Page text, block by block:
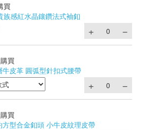
買
族感紅水晶鑲鑽法式袖釦
買
皮革 圓弧型針扣式腰帶
買
型合金釦頭 小牛皮紋理皮帶